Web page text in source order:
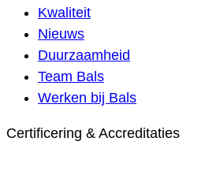
Kwaliteit
Nieuws
Duurzaamheid
Team Bals
Werken bij Bals
Certificering & Accreditaties